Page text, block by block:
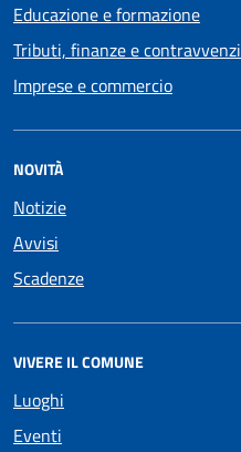
Educazione e formazione
Tributi, finanze e
Imprese e commercio
NOVITÀ
Notizie
Avvisi
Scadenze
VIVERE IL COMUNE
Luoghi
Eventi